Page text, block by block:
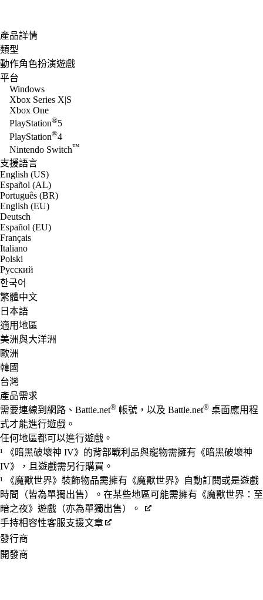
產品詳情
類型
動作角色扮演遊戲
平台
Windows
Xbox Series X|S
Xbox One
PlayStation®5
PlayStation®4
Nintendo Switch™
支援語言
English (US)
Español (AL)
Português (BR)
English (EU)
Deutsch
Español (EU)
Français
Italiano
Polski
Русский
한국어
繁體中文
日本語
適用地區
美洲與大洋洲
歐洲
韓國
台灣
產品需求
需要連線到網路、Battle.net® 帳號，以及 Battle.net® 桌面應用程
式才能進行遊戲。
任何地區都可以進行遊戲。
¹ 《暗黑破壞神 IV》的背部戰利品與寵物需擁有《暗黑破壞神
IV》，且遊戲需另行購買。
¹ 《魔獸世界》裝飾物品需擁有《魔獸世界》自動訂閱或是遊戲
時間（皆為單獨出售）。在某些地區可能需擁有《魔獸世界：至
暗之夜》遊戲（亦為單獨出售）。
手持相容性客服支援文章
發行商
開發商